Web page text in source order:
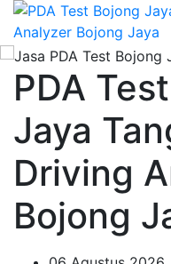
PDA
Jaya
Driving
Bojong